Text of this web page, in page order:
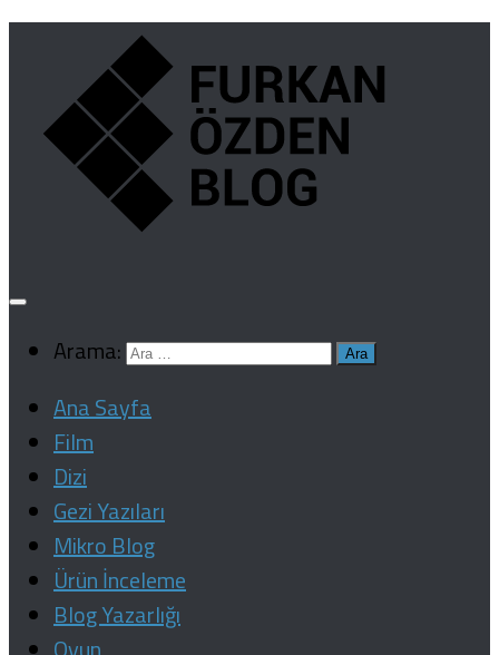
Arama:
Ana Sayfa
Film
Dizi
Gezi Yazıları
Mikro Blog
Ürün İnceleme
Blog Yazarlığı